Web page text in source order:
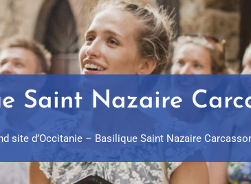
Saint Nazaire
site d’Occitanie – Basilique Saint Nazaire